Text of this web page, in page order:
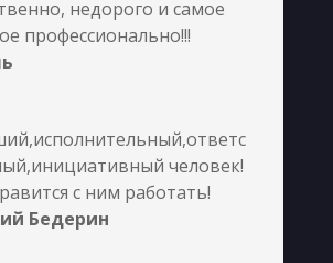
недорого и самое
профессионально!!!
человек!
с ним работать!
Бедерин